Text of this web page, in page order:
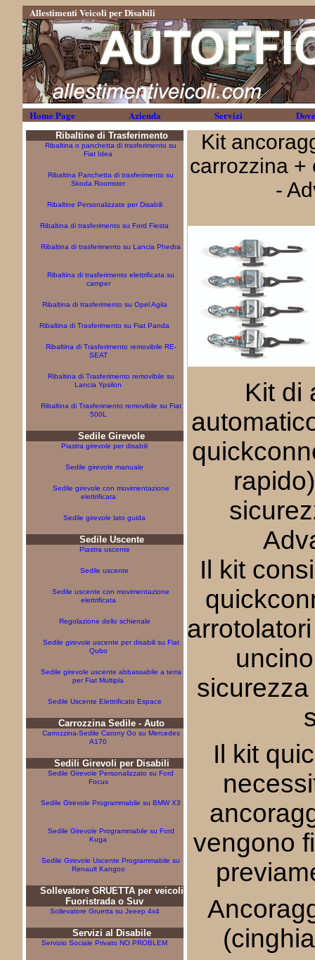
Allestimenti Veicoli per Disabili
Home Page Azienda Servizi
Ribaltine di Trasferimento
Ribaltina o panchetta di trasferimento su
Fiat Idea
Ribaltina Panchetta di trasferimento su
Skoda Roomster
Ribaltine Personalizzate per Disabili
Ribaltina di trasferimento su Ford Fiesta
Ribaltina di trasferimento su Lancia Phedra
Ribaltina di trasferimento elettrificata su
camper
Ribaltina di trasferimento su Opel Agila
Ribaltina di Trasferimento su Fiat Panda
Ribaltina di Trasferimento removibile RE-
SEAT
Ribaltina di Trasferimento removibile su
Lancia Ypsilon
Ribaltina di Trasferimento removibile su Fiat
500L
Sedile Girevole
Piastra girevole per disabili
Sedile girevole manuale
Sedile girevole con movimentazione
elettrificata
Sedile girevole lato guida
Sedile Uscente
Piastra uscente
Sedile uscente
Sedile uscente con movimentazione
elettrificata
Regolazione dello schienale
Sedile girevole uscente per disabili su Fiat
Qubo
Sedile girevole uscente abbassabile a terra
per Fiat Multipla
Sedile Uscente Elettrificato Espace
Carrozzina Sedile - Auto
Carrozzina-Sedile Carony Go su Mercedes
A170
Sedili Girevoli per Disabili
Sedile Girevole Personalizzato su Ford
Focus
Sedile Girevole Programmabile su BMW X3
Sedile Girevole Programmabile su Ford
Kuga
Sedile Girevole Uscente Programmabile su
Renault Kangoo
Sollevatore GRUETTA per veicoli
Fuoristrada o Suv
Sollevatore Gruetta su Jeeep 4x4
Servizi al Disabile
Servizio Sociale Privato NO PROBLEM
Kit
carrozzina +
-
Kit di
Il kit
Il kit
vengono